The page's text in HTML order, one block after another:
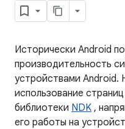
Исторически Android
производительность
устройствами Android.
использование
библиотеки NDK ,
его работы на